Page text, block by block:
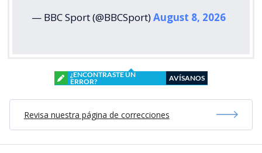
— BBC Sport (@BBCSport)August 8, 2026
¿ENCONTRASTE UN
ERROR?
AVÍSANOS
Revisa nuestra página de correcciones